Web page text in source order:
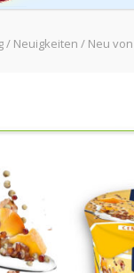
/ Neuigkeiten / Neu von